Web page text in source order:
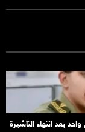
بعد انتهاء التأشيرة